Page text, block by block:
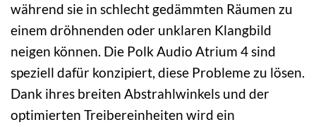
während sie in schlecht gedämmten Räumen zu
einem dröhnenden oder unklaren Klangbild
neigen können. Die Polk Audio Atrium 4 sind
speziell dafür konzipiert, diese Probleme zu lösen.
Dank ihres breiten Abstrahlwinkels und der
optimierten Treibereinheiten wird ein